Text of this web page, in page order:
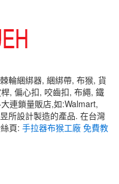
輪綑綁器, 綑綁帶, 布猴, 貨
, 偏心扣, 咬齒扣, 布繩, 鐵
連鎖量販店,如:Walmart,
所設計製造的產品. 在台灣
頁: 手拉器布猴工廠 免費教